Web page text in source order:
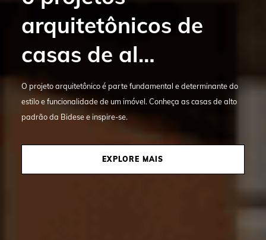
arquitetônicos de
casas de al…
O projeto arquitetônico é parte fundamental e determinante do
estilo e funcionalidade de um imóvel. Conheça as casas de alto
padrão da Bidese e inspire-se.
EXPLORE MAIS
massa: confira como
funcion…
A obra cinza é a base do empreendimento e define qualidade,
durabilidade e desempenho desde as primeiras etapas da
construção.
EXPLORE MAIS